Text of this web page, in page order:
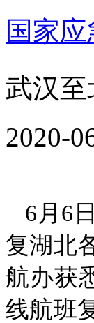
国家
武汉
2020-
6月6
复湖北
航办获
线航班